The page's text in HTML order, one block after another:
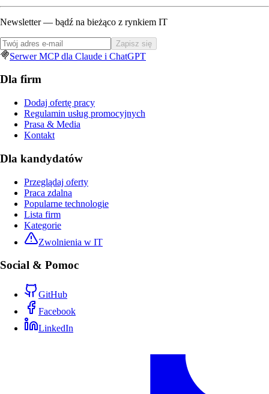
Newsletter — bądź na bieżąco z rynkiem IT
Zapisz się
Serwer MCP dla Claude i ChatGPT
Dla firm
Dodaj ofertę pracy
Regulamin usług promocyjnych
Prasa & Media
Kontakt
Dla kandydatów
Przeglądaj oferty
Praca zdalna
Popularne technologie
Lista firm
Kategorie
Zwolnienia w IT
Social & Pomoc
GitHub
Facebook
LinkedIn